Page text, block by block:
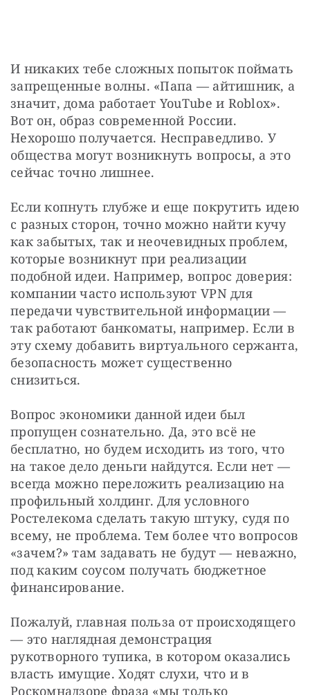
И никаких тебе сложных попыток поймать
запрещенные волны. «Папа — айтишник, а
значит, дома работает YouTube и Roblox».
Вот он, образ современной России.
Нехорошо получается. Несправедливо. У
общества могут возникнуть вопросы, а это
сейчас точно лишнее.
Если копнуть глубже и еще покрутить идею
с разных сторон, точно можно найти кучу
как забытых, так и неочевидных проблем,
которые возникнут при реализации
подобной идеи. Например, вопрос доверия:
компании часто используют VPN для
передачи чувствительной информации —
так работают банкоматы, например. Если в
эту схему добавить виртуального сержанта,
безопасность может существенно
снизиться.
Вопрос экономики данной идеи был
пропущен сознательно. Да, это всё не
бесплатно, но будем исходить из того, что
на такое дело деньги найдутся. Если нет —
всегда можно переложить реализацию на
профильный холдинг. Для условного
Ростелекома сделать такую штуку, судя по
всему, не проблема. Тем более что вопросов
«зачем?» там задавать не будут — неважно,
под каким соусом получать бюджетное
финансирование.
Пожалуй, главная польза от происходящего
— это наглядная демонстрация
рукотворного тупика, в котором оказались
власть имущие. Ходят слухи, что и в
Роскомнадзоре фраза «мы только